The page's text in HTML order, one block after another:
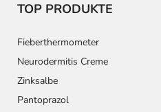
TOP PRODUKTE
Fieberthermometer
Neurodermitis Creme
Zinksalbe
Pantoprazol